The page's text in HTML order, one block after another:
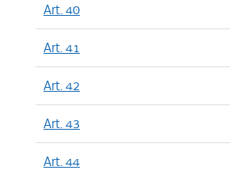
Art. 40
Art. 41
Art. 42
Art. 43
Art. 44